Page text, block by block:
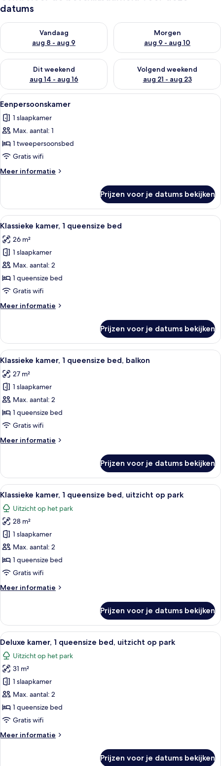
datums
Vandaag
aug 8 - aug 9
De beschikbaarheid controleren voor vanavond aug 8 - aug 9
Morgen
aug 9 - aug 10
De beschikbaarheid
Dit weekend
aug 14 - aug 16
De beschikbaarheid controleren voor dit weekend aug 14 -
Volgend weekend
aug 21 - aug 23
De beschikbaarheid
Alle
foto's
voor
Eenpersoonskamer
laden
Hotelkamer met een bed,
5
Eenpersoonskamer
1 slaapkamer
Max. aantal: 1
1 tweepersoonsbed
Gratis wifi
Meer informatie
Meer
Prijzen voor je datums bekijken
Alle
foto's
voor
Klassieke
kamer,
1
queensize
laden
Hypoallergeen beddengoed, een
5
Klassieke kamer, 1 queensize bed
26 m²
1 slaapkamer
Max. aantal: 2
1 queensize bed
Gratis wifi
Meer informatie
Meer
kamer,
queensize
Prijzen voor je datums bekijken
Alle
foto's
voor
Klassieke
kamer,
1
queensize
balkon
Hypoallergeen beddengoed, een
4
Klassieke kamer, 1 queensize bed, balkon
27 m²
1 slaapkamer
Max. aantal: 2
1 queensize bed
Gratis wifi
Meer informatie
Meer
kamer,
queensize
balkon
Prijzen voor je datums bekijken
Alle
foto's
voor
Klassieke
kamer,
1
queensize
bed,
op
Een hotelkamer met een groot bed,
7
Klassieke kamer, 1 queensize bed, uitzicht op park
Uitzicht op het park
28 m²
1 slaapkamer
Max. aantal: 2
1 queensize bed
Gratis wifi
Meer informatie
Meer
kamer,
queensize
uitzicht
op
park
Prijzen voor je datums bekijken
Alle
foto's
voor
Deluxe
kamer,
1
queensize
bed,
op
Hotelkamer met een bed, twee
8
Deluxe kamer, 1 queensize bed, uitzicht op park
Uitzicht op het park
31 m²
1 slaapkamer
Max. aantal: 2
1 queensize bed
Gratis wifi
Meer informatie
Meer
Prijzen voor je datums bekijken